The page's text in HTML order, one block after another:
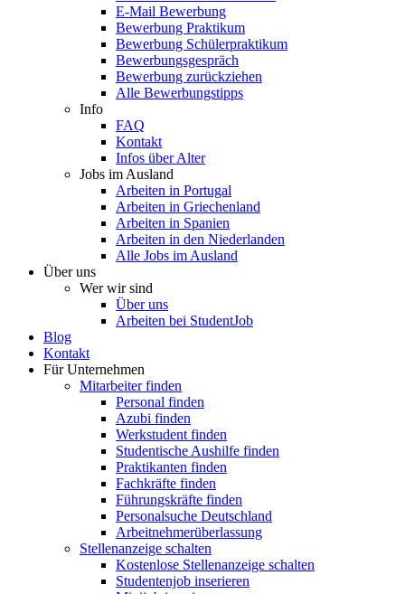
E-Mail Bewerbung
Bewerbung Praktikum
Bewerbung Schülerpraktikum
Bewerbungsgespräch
Bewerbung zurückziehen
Alle Bewerbungstipps
Info
FAQ
Kontakt
Infos über Alter
Jobs im Ausland
Arbeiten in Portugal
Arbeiten in Griechenland
Arbeiten in Spanien
Arbeiten in den Niederlanden
Alle Jobs im Ausland
Über uns
Wer wir sind
Über uns
Arbeiten bei StudentJob
Blog
Kontakt
Für Unternehmen
Mitarbeiter finden
Personal finden
Azubi finden
Werkstudent finden
Studentische Aushilfe finden
Praktikanten finden
Fachkräfte finden
Führungskräfte finden
Personalsuche Deutschland
Arbeitnehmerüberlassung
Stellenanzeige schalten
Kostenlose Stellenanzeige schalten
Studentenjob inserieren